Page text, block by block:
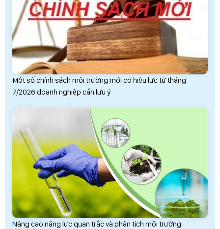
Một số chính sách môi trường mới có hiệu lực từ tháng
7/2026 doanh nghiệp cần lưu ý
Nâng cao năng lực quan trắc và phân tích môi trường